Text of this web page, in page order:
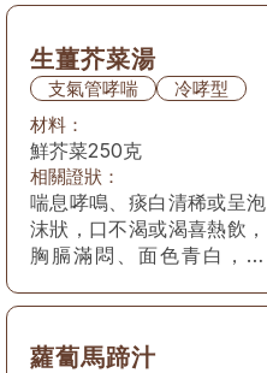
兼見頭痛、惡寒、發熱、無
生薑芥菜湯
支氣管哮喘
冷哮型
材料：
鮮芥菜250克
相關證狀：
喘息哮鳴、痰白清稀或呈泡
沫狀，口不渴或渴喜熱飲，
胸膈滿悶、面色青白，舌
兼見頭痛、惡寒、發熱、無
蘿蔔馬蹄汁